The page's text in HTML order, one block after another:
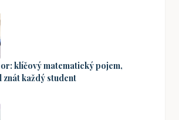
klíčový matematický pojem,
znát každý student